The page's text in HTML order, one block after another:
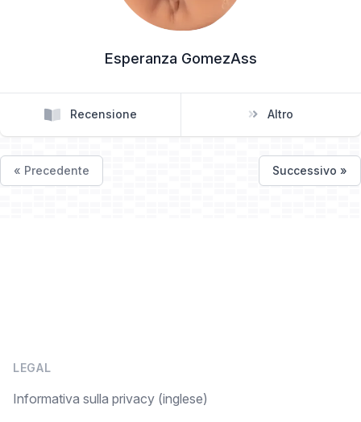
Esperanza GomezAss
Recensione Altro
« Precedente Successivo »
LEGAL
Informativa sulla privacy (inglese)